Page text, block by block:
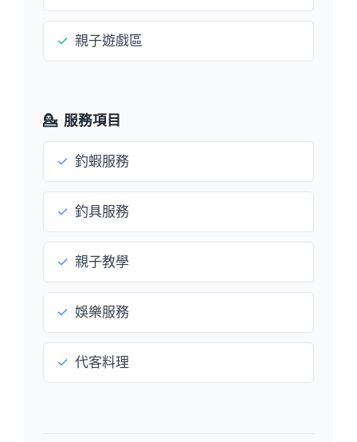
✓ 親子遊戲區
💁 服務項目
✓ 釣蝦服務
✓ 釣具服務
✓ 親子教學
✓ 娛樂服務
✓ 代客料理